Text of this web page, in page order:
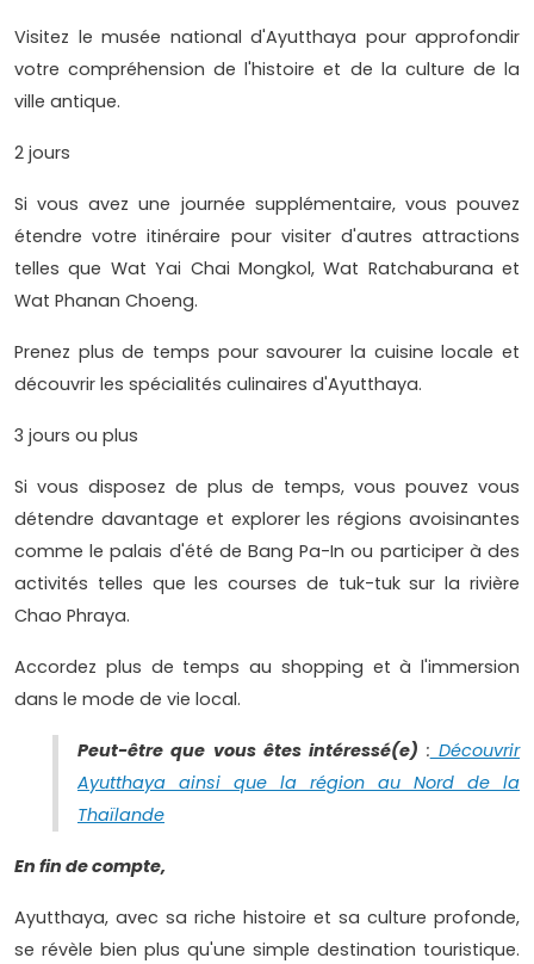
Visitez le musée national d'Ayutthaya pour approfondir
votre compréhension de l'histoire et de la culture de la
ville antique.
2 jours
Si vous avez une journée supplémentaire, vous pouvez
étendre votre itinéraire pour visiter d'autres attractions
telles que Wat Yai Chai Mongkol, Wat Ratchaburana et
Wat Phanan Choeng.
Prenez plus de temps pour savourer la cuisine locale et
découvrir les spécialités culinaires d'Ayutthaya.
3 jours ou plus
Si vous disposez de plus de temps, vous pouvez vous
détendre davantage et explorer les régions avoisinantes
comme le palais d'été de Bang Pa-In ou participer à des
activités telles que les courses de tuk-tuk sur la rivière
Chao Phraya.
Accordez plus de temps au shopping et à l'immersion
dans le mode de vie local.
Peut-être que vous êtes intéressé(e) : Découvrir
Ayutthaya ainsi que la région au Nord de la
Thaïlande
En fin de compte,
Ayutthaya, avec sa riche histoire et sa culture profonde,
se révèle bien plus qu'une simple destination touristique.